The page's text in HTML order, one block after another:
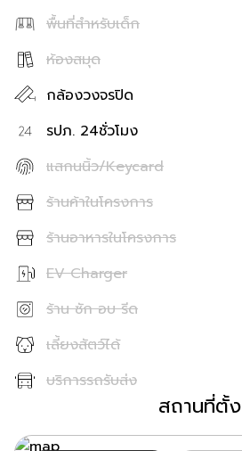
พื้นที่สำหรับเด็ก
ห้องสมุด
กล้องวงจรปิด
รปภ. 24ชั่วโมง
แสกนนิ้ว/Keycard
ร้านค้าในโครงการ
ร้านอาหารในโครงการ
EV Charger
ร้าน ซัก อบ รีด
เลี้ยงสัตว์ได้
บริการรถรับส่ง
สถานที่ตั้ง